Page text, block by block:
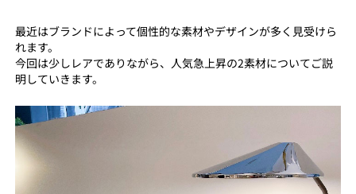
最近はブランドによって個性的な素材やデザインが多く見受けら
れます。
今回は少しレアでありながら、人気急上昇の2素材についてご説
明していきます。